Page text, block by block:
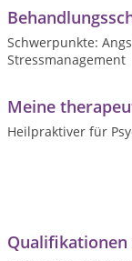
Schwerpunkte:
Stressmanagement
Meine
Heilpraktiver für
Qualifikationen